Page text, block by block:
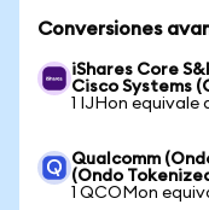
Conversiones
iShares Core
Cisco Systems
1 IJHon equivale
Qualcomm
(Ondo
1 QCOMon